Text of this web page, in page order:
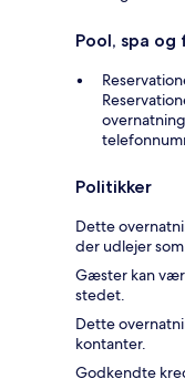
Pool, spa
Politikker
Dette
der udlejer
Gæster kan
stedet.
Dette
kontanter.
Godkendte